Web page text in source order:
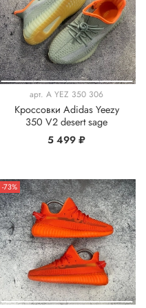
арт. A YEZ 350 306
Кроссовки Adidas Yeezy
350 V2 desert sage
5 499 ₽
-73%